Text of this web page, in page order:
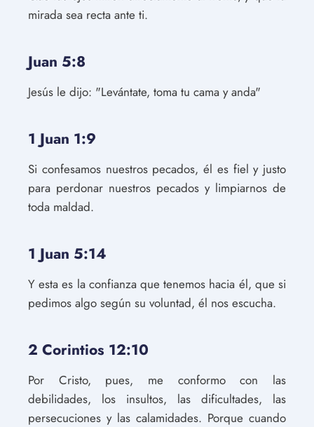
mirada sea recta ante ti.
Juan 5:8
Jesús le dijo: "Levántate, toma tu cama y anda"
1 Juan 1:9
Si confesamos nuestros pecados, él es fiel y justo
para perdonar nuestros pecados y limpiarnos de
toda maldad.
1 Juan 5:14
Y esta es la confianza que tenemos hacia él, que si
pedimos algo según su voluntad, él nos escucha.
2 Corintios 12:10
Por Cristo, pues, me conformo con las
debilidades, los insultos, las dificultades, las
persecuciones y las calamidades. Porque cuando